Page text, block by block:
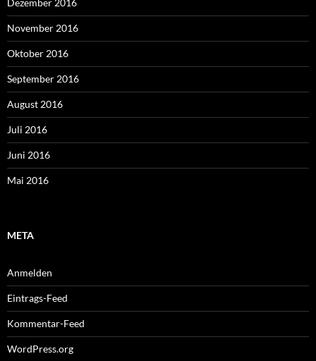
Dezember 2016
November 2016
Oktober 2016
September 2016
August 2016
Juli 2016
Juni 2016
Mai 2016
META
Anmelden
Eintrags-Feed
Kommentar-Feed
WordPress.org